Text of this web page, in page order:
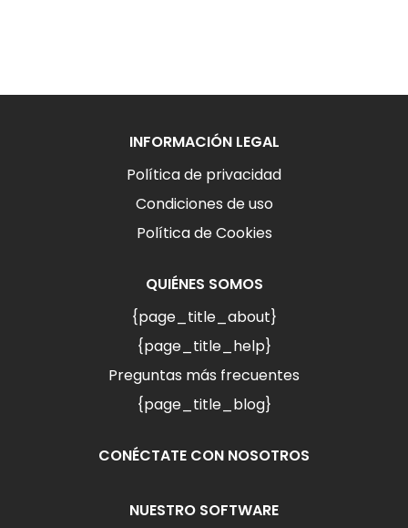
INFORMACIÓN LEGAL
Política de privacidad
Condiciones de uso
Política de Cookies
QUIÉNES SOMOS
{page_title_about}
{page_title_help}
Preguntas más frecuentes
{page_title_blog}
CONÉCTATE CON NOSOTROS
NUESTRO SOFTWARE